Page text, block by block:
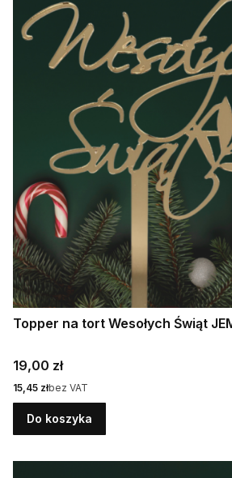
Topper na tort Wesołych
Cena
19,00 zł
Cena
15,45 złbez VAT
Do koszyka